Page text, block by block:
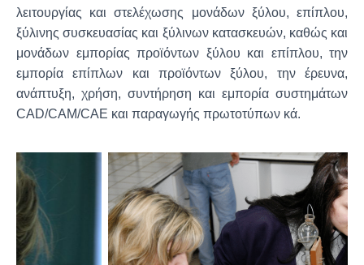
λειτουργίας και στελέχωσης μονάδων ξύλου, επίπλου,
ξύλινης συσκευασίας και ξύλινων κατασκευών, καθώς και
μονάδων εμπορίας προϊόντων ξύλου και επίπλου, την
εμπορία επίπλων και προϊόντων ξύλου, την έρευνα,
ανάπτυξη, χρήση, συντήρηση και εμπορία συστημάτων
CAD/CAM/CAE και παραγωγής πρωτοτύπων κά.